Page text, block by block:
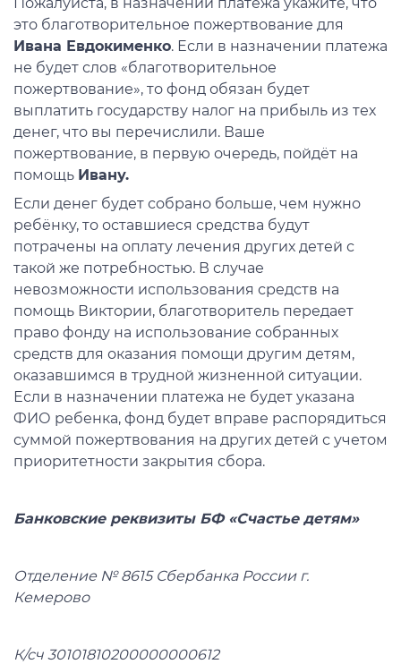
это благотворительное пожертвование для
Ивана Евдокименко. Если в назначении платежа
не будет слов «благотворительное
пожертвование», то фонд обязан будет
выплатить государству налог на прибыль из тех
денег, что вы перечислили. Ваше
пожертвование, в первую очередь, пойдёт на
помощь Ивану.
Если денег будет собрано больше, чем нужно
ребёнку, то оставшиеся средства будут
потрачены на оплату лечения других детей с
такой же потребностью. В случае
невозможности использования средств на
помощь Виктории, благотворитель передает
право фонду на использование собранных
средств для оказания помощи другим детям,
оказавшимся в трудной жизненной ситуации.
Если в назначении платежа не будет указана
ФИО ребенка, фонд будет вправе распорядиться
суммой пожертвования на других детей с учетом
приоритетности закрытия сбора.
Банковские реквизиты БФ «Счастье детям»
Отделение № 8615 Сбербанка России г.
Кемерово
К/сч 30101810200000000612